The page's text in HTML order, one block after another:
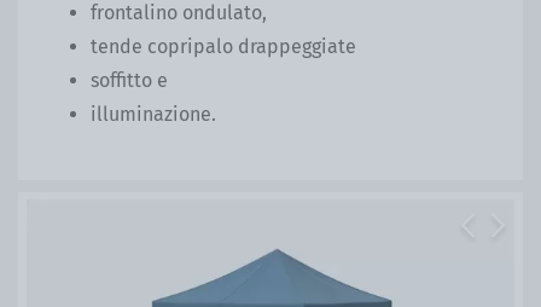
frontalino ondulato,
tende copripalo drappeggiate
soffitto e
illuminazione.